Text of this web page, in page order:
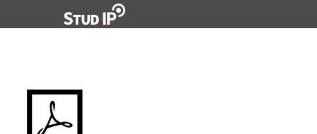
Hauptnavigation
Gesetzliche Schuldverhältnisse_Deliktsrecht_Folie 1-